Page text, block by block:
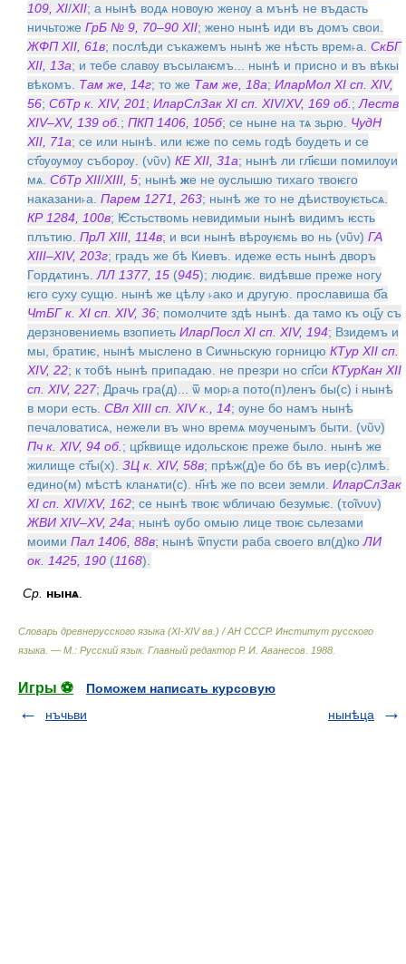
109, XI/ХII; а нынѣ водѧ новѹю женѹ а мънѣ не въдасть
ничьтоже ГрБ № 9, 70–90 XII; жено нынѣ иди въ домъ свои.
ЖФП XII, 61в; послѣди съкажемъ нынѣ же нѣсть врем˫а. СкБГ
XII, 13а; и тебе славѹ въсылаѥмъ... нынѣ и присно и въ вѣкы
вѣкомъ. Там же, 14г; то же Там же, 18а; ИларМол XI сп. XIV,
56; СбТр к. XIV, 201; ИларСлЗак XI сп. XIV/XV, 169 об. ; Леств
XIV–XV, 139 об. ; ПКП 1406, 105б; се ныне на тѧ зьрю. ЧудН
XII, 71а; се или нынѣ. или ѥже по семь годѣ бѹдеть и се
ст҃ѹѹмѹ съборѹ. (νῦν) КЕ XII, 31а; нынѣ ли гл҃ѥши помилѹи
мѧ. СбТр XII/XIII, 5; нынѣ же не ѹслышю тихаго твоѥго
наказани˫а. Парем 1271, 263; нынѣ же то не дѣиствѹѥтьсѧ.
КР 1284, 100в; Ѥстьствомь невидимыи нынѣ видимъ ѥсть
плътию. ПрЛ XIII, 114в; и вси нынѣ вѣрѹѥмь во нь (νῦν) ГА
XIII–XIV, 203г; градъ же бѣ Киевъ. идеже есть нынѣ дворъ
Гордѧтинъ. ЛЛ 1377, 15 (945); людиѥ. видѣвше преже ногу
ѥго суху сущю. нынѣ же цѣлу ˫ако и другую. прославиша б҃а
ЧтБГ к. XI сп. XIV, 36; помолчите здѣ нынѣ. да тамо къ оц҃у съ
дерзновениемь взопиеть ИларПосл XI сп. XIV, 194; Взидемъ и
мы, братиѥ, нынѣ мыслено в Сиѡньскую горницю КТур ХII сп.
XIV, 22; к тобѣ нынѣ припадаю. не презри но сп҃си КТурКан XII
сп. XIV, 227; Драчь гра(д)... ѿ мор˫а пото(п)ленъ бы(с) i нынѣ
в мори есть. СВл XIII сп. XIV к., 14; ѹне бо намъ нынѣ
печаловатисѧ, нежели въ ѡно времѧ мѹченымъ быти. (νῦν)
Пч к. XIV, 94 об. ; цр҃квище идольскоѥ преже было. нынѣ же
жилище ст҃ы(х). ЗЦ к. XIV, 58в; прѣж(д)е бо бѣ въ иер(с)лмѣ.
едино(м) мѣстѣ кланѧти(с). н҃нѣ же по всеи земли. ИларСлЗак
XI сп. XIV/XV, 162; се нынѣ твоѥ ѡбличаю безумьѥ. (τоῖνυν)
ЖВИ XIV–XV, 24а; нынѣ ѹбо омыю лице твоѥ сьлезами
моими Пал 1406, 88в; нынѣ ѿпусти раба своего вл(д)ко ЛИ
ок. 1425, 190 (1168).
Ср. нынѧ
Словарь древнерусского языка (XI-XIV вв.) / АН СССР. Институт русского
языка. — М.: Русский язык. Главный редактор Р. И. Аванесов 1988
Игры ⚽
Поможем написать курсовую
нъчьви
нынѣца